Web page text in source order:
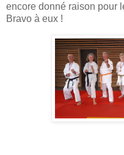
encore donné raison pour
Bravo à eux !